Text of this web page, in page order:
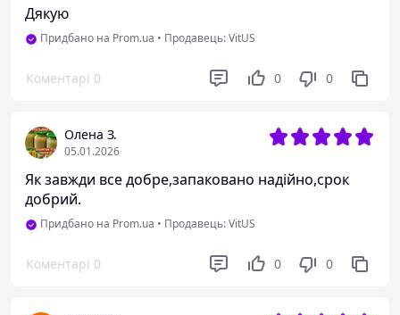
Дякую
Придбано на Prom.ua • Продавець: VitUS
Коментарі 0 0 0
Олена З.
05.01.2026
Як завжди все добре,запаковано надійно,срок
добрий.
Придбано на Prom.ua • Продавець: VitUS
Коментарі 0 0 0